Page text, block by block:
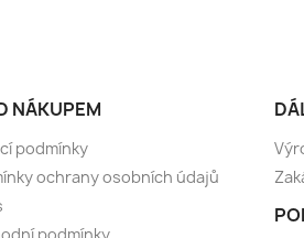
NÁKUPEM
podmínky
ochrany osobních údajů
podmínky